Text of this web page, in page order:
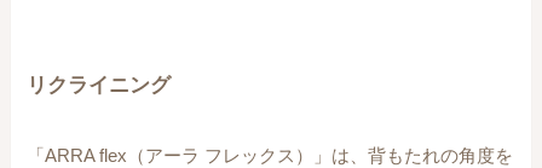
リクライニング
「ARRA flex（アーラ フレックス）」は、背もたれの角度を